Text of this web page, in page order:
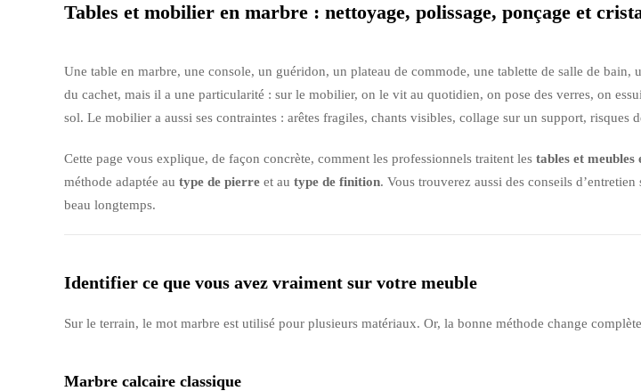
Tables et mobilier en marbre : nettoyage, polissage, ponçage et
Une table en marbre, une console, un guéridon, un plateau de commode, une tablette de salle de
du cachet, mais il a une particularité : sur le mobilier, on le vit au quotidien, on pose des verres, on
sol. Le mobilier a aussi ses contraintes : arêtes fragiles, chants visibles, collage sur un support,
Cette page vous explique, de façon concrète, comment les professionnels traitent les tables et meubles
méthode adaptée au type de pierre et au type de finition. Vous trouverez aussi des conseils
beau longtemps.
Identifier ce que vous avez vraiment sur votre meuble
Sur le terrain, le mot marbre est utilisé pour plusieurs matériaux. Or, la bonne méthode change
Marbre calcaire classique